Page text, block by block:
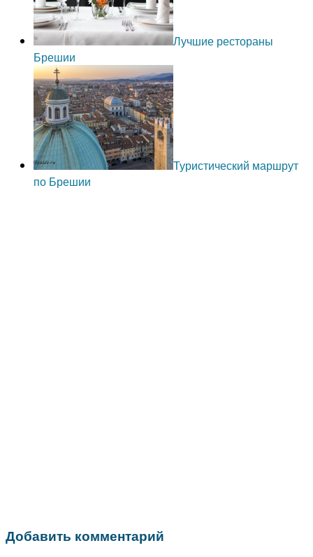
Лучшие рестораны
Брешии
Туристический маршрут
по Брешии
Добавить комментарий